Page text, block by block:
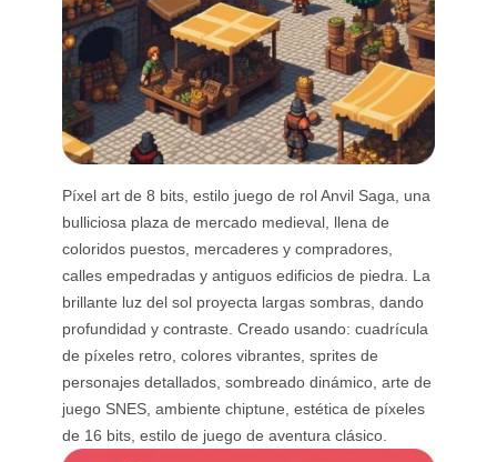
Píxel art de 8 bits, estilo juego de rol Anvil Saga, una
bulliciosa plaza de mercado medieval, llena de
coloridos puestos, mercaderes y compradores,
calles empedradas y antiguos edificios de piedra. La
brillante luz del sol proyecta largas sombras, dando
profundidad y contraste. Creado usando: cuadrícula
de píxeles retro, colores vibrantes, sprites de
personajes detallados, sombreado dinámico, arte de
juego SNES, ambiente chiptune, estética de píxeles
de 16 bits, estilo de juego de aventura clásico.